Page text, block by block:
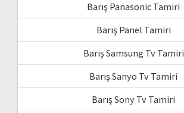
Barış Panasonic Tamiri
Barış Panel Tamiri
Barış Samsung Tv Tamiri
Barış Sanyo Tv Tamiri
Barış Sony Tv Tamiri